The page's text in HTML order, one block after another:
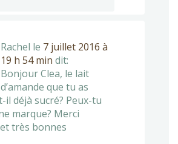
Rachel le 7 juillet 2016 à
19 h 54 min dit:
Bonjour Clea, le lait
d’amande que tu as
il déjà sucré? Peux-tu
marque? Merci
très bonnes